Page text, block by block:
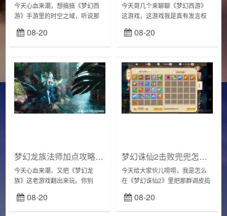
今天心血来潮，想搞搞《梦幻西
游》手游里的时空之域，听说那
一个老玩家，怎么能错过这种活
动？于是说干就干，立马行动起
08-20
今天哥几个来聊聊《梦幻西游》
这游戏，这游戏我是真有发言权
老玩家。最近我又开始玩手游，
还特意选个新区，为因为新区人
08-20
梦幻龙族法师加点攻略：新手秒变大神看这篇！
今天心血来潮，又把《梦幻龙
族》这老游戏翻出来玩。你别
是法师这职业，玩起来特带劲。
不过这法师加点可有点门道，加
08-20
梦幻诛仙2击败兜兜怎么打？详细步骤教你赢！
今天给大家伙儿唠唠，我是怎么
在《梦幻诛仙2》里把那群调皮捣
是玩有一阵子，最近迷上这个“兜
兜大逃家”的活动，别说，还挺有
08-20